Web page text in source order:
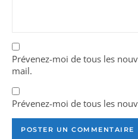
Prévenez-moi de tous les
mail.
Prévenez-moi de tous les